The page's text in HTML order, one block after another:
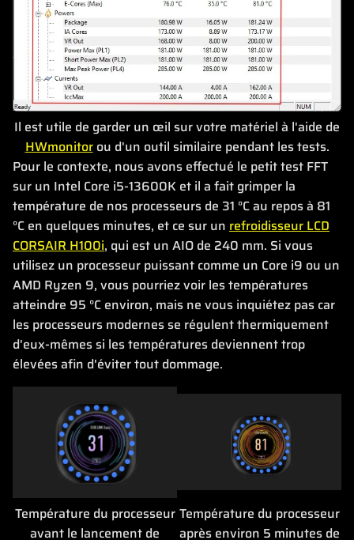
Il est utile de garder un œil sur votre matériel à l'aide de
HWmonitorou d'un outil similaire pendant les tests.
Pour le contexte, nous avons effectué le petit test FFT
sur un Intel Core i5-13600K et il a fait grimper la
température de nos processeurs de 31 °C au repos à 81
°C en quelques minutes, et ce sur un refroidisseur LCD
CORSAIR H100i, qui est un AIO de 240 mm. Si vous
utilisez un processeur puissant comme un Core i9 ou un
AMD Ryzen 9, vous pourriez voir les températures
atteindre 95 °C environ, mais ne vous inquiétez pas car
les processeurs modernes se régulent thermiquement
d'eux-mêmes si les températures deviennent trop
élevées afin d'éviter tout dommage.
Température du processeur
avant le lancement de
Température du processeur
après environ 5 minutes de